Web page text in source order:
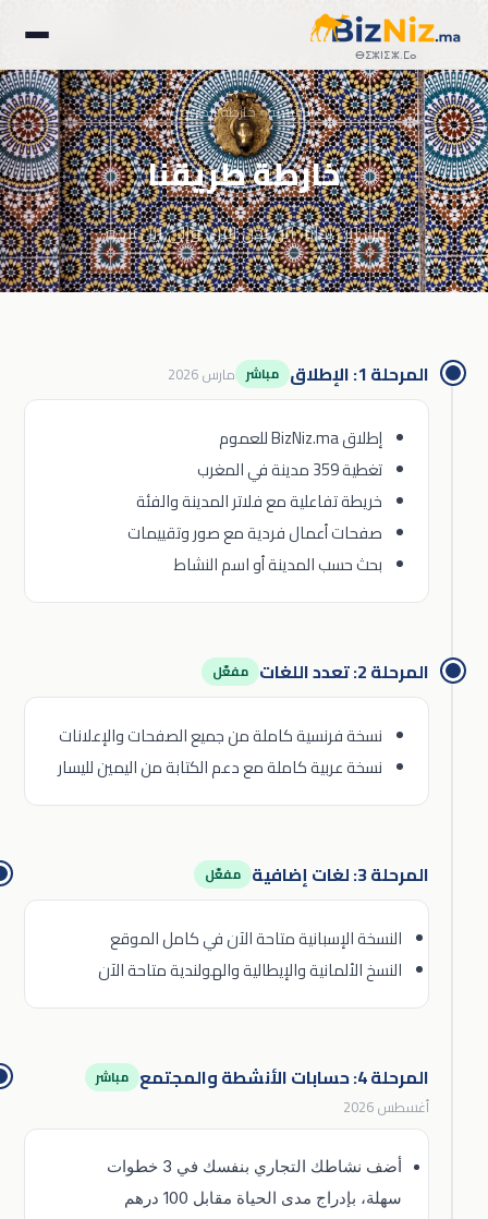
ⴱⵉⵣⵏⵉⵣ.ⵎⴰ
الرئيسية› خارطة الطريق
خارطة طريقنا
من أين بدأنا، أين نحن الآن، وإلى أين نتجه.
المرحلة 1: الإطلاق مباشر مارس 2026
إطلاق BizNiz.ma للعموم
تغطية 359 مدينة في المغرب
خريطة تفاعلية مع فلاتر المدينة والفئة
صفحات أعمال فردية مع صور وتقييمات
بحث حسب المدينة أو اسم النشاط
المرحلة 2: تعدد اللغات مفعّل
نسخة فرنسية كاملة من جميع الصفحات والإعلانات
نسخة عربية كاملة مع دعم الكتابة من اليمين لليسار
المرحلة 3: لغات إضافية مفعّل
النسخة الإسبانية متاحة الآن في كامل الموقع
النسخ الألمانية والإيطالية والهولندية متاحة الآن
المرحلة 4: حسابات الأنشطة والمجتمع مباشر
أغسطس 2026
أضف نشاطك التجاري بنفسك في 3 خطوات
سهلة، بإدراج مدى الحياة مقابل 100 درهم